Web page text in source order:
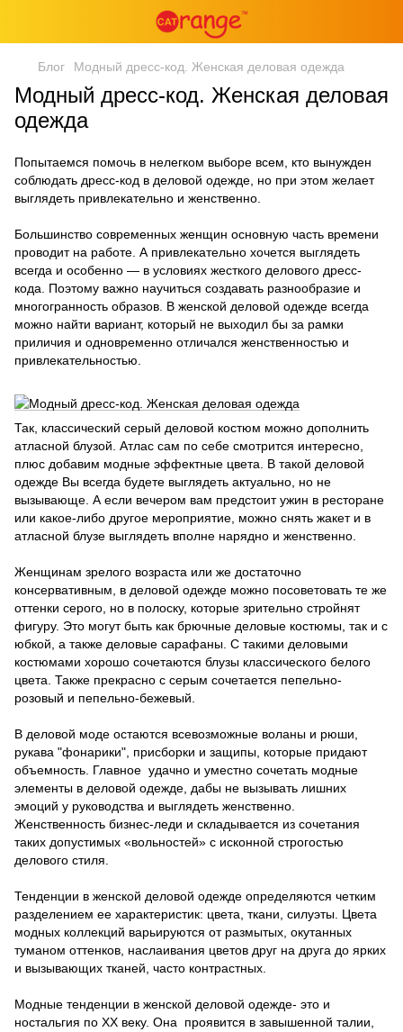
Блог Модный дресс-код. Женская деловая одежда
Модный дресс-код. Женская деловая
одежда
Попытаемся помочь в нелегком выборе всем, кто вынужден
соблюдать дресс-код в деловой одежде, но при этом желает
выглядеть привлекательно и женственно.
Большинство современных женщин основную часть времени
проводит на работе. А привлекательно хочется выглядеть
всегда и особенно — в условиях жесткого делового дресс-
кода. Поэтому важно научиться создавать разнообразие и
многогранность образов. В женской деловой одежде всегда
можно найти вариант, который не выходил бы за рамки
приличия и одновременно отличался женственностью и
привлекательностью.
Так, классический серый деловой костюм можно дополнить
атласной блузой. Атлас сам по себе смотрится интересно,
плюс добавим модные эффектные цвета. В такой деловой
одежде Вы всегда будете выглядеть актуально, но не
вызывающе. А если вечером вам предстоит ужин в ресторане
или какое-либо другое мероприятие, можно снять жакет и в
атласной блузе выглядеть вполне нарядно и женственно.
Женщинам зрелого возраста или же достаточно
консервативным, в деловой одежде можно посоветовать те же
оттенки серого, но в полоску, которые зрительно стройнят
фигуру. Это могут быть как брючные деловые костюмы, так и с
юбкой, а также деловые сарафаны. С такими деловыми
костюмами хорошо сочетаются блузы классического белого
цвета. Также прекрасно с серым сочетается пепельно-
розовый и пепельно-бежевый.
В деловой моде остаются всевозможные воланы и рюши,
рукава "фонарики", присборки и защипы, которые придают
объемность. Главное удачно и уместно сочетать модные
элементы в деловой одежде, дабы не вызывать лишних
эмоций у руководства и выглядеть женственно.
Женственность бизнес-леди и складывается из сочетания
таких допустимых «вольностей» с исконной строгостью
делового стиля.
Тенденции в женской деловой одежде определяются четким
разделением ее характеристик: цвета, ткани, силуэты. Цвета
модных коллекций варьируются от размытых, окутанных
туманом оттенков, наслаивания цветов друг на друга до ярких
и вызывающих тканей, часто контрастных.
Модные тенденции в женской деловой одежде- это и
ностальгия по XX веку. Она проявится в завышенной талии,